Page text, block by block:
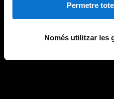
Permetre
Només utilitzar les